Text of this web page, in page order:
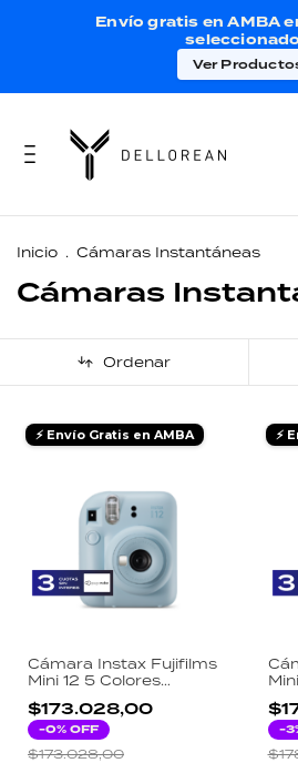
Envío gratis en AMBA
Ver
Inicio . Cámaras Instantáneas
Cámaras
Ordenar
⚡ Envío Gratis en AMBA
Cámara Instax Fujifilms
Mini 12 5 Colores
Disponibles Celeste
$173.028,00
-0% OFF
$173.028,00
⚡
-3